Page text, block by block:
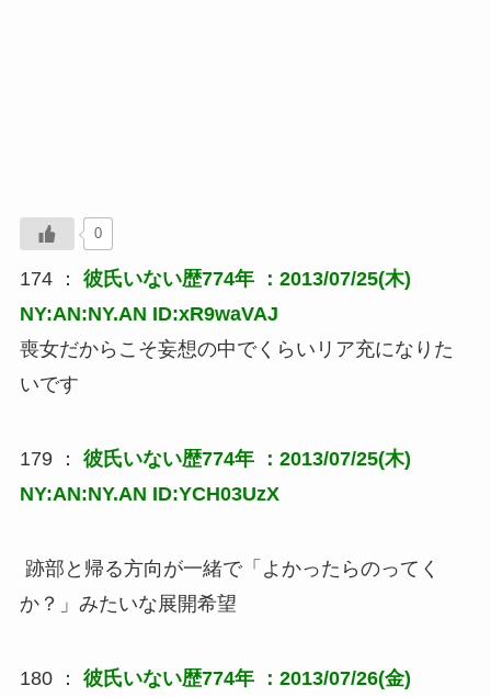
0
174 ： 彼氏いない歴774年
：2013/07/25(木)
NY:AN:NY.AN ID:xR9waVAJ
喪女だからこそ妄想の中でくらいリア充になりた
いです
179 ： 彼氏いない歴774年
：2013/07/25(木)
NY:AN:NY.AN ID:YCH03UzX
跡部と帰る方向が一緒で「よかったらのってく
か？」みたいな展開希望
180 ： 彼氏いない歴774年
：2013/07/26(金)